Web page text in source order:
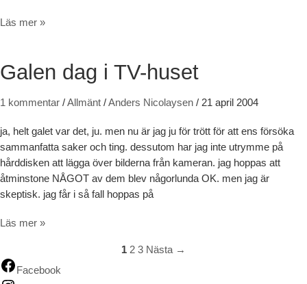
Sweblogs.com – de senaste uppdateringarna på svenska
Läs mer »
Galen dag i TV-huset
1 kommentar /Allmänt /Anders Nicolaysen / 21 april 2004
ja, helt galet var det, ju. men nu är jag ju för trött för att ens försöka
sammanfatta saker och ting. dessutom har jag inte utrymme på
hårddisken att lägga över bilderna från kameran. jag hoppas att
åtminstone NÅGOT av dem blev någorlunda OK. men jag är
skeptisk. jag får i så fall hoppas på
Galen dag i TV-huset
Läs mer »
1 2 3 Nästa →
Facebook